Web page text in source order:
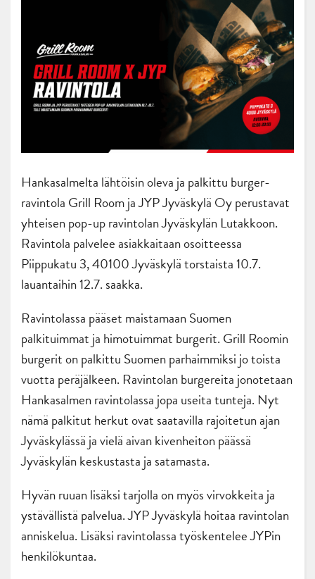
Hankasalmelta lähtöisin oleva ja palkittu burger-
ravintola Grill Room ja JYP Jyväskylä Oy perustavat
yhteisen pop-up ravintolan Jyväskylän Lutakkoon.
Ravintola palvelee asiakkaitaan osoitteessa
Piippukatu 3, 40100 Jyväskylä torstaista 10.7.
lauantaihin 12.7. saakka.
Ravintolassa pääset maistamaan Suomen
palkituimmat ja himotuimmat burgerit. Grill Roomin
burgerit on palkittu Suomen parhaimmiksi jo toista
vuotta peräjälkeen. Ravintolan burgereita jonotetaan
Hankasalmen ravintolassa jopa useita tunteja. Nyt
nämä palkitut herkut ovat saatavilla rajoitetun ajan
Jyväskylässä ja vielä aivan kivenheiton päässä
Jyväskylän keskustasta ja satamasta.
Hyvän ruuan lisäksi tarjolla on myös virvokkeita ja
ystävällistä palvelua. JYP Jyväskylä hoitaa ravintolan
anniskelua. Lisäksi ravintolassa työskentelee JYPin
henkilökuntaa.